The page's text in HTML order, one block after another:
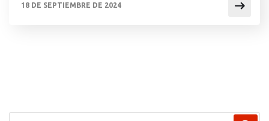
18 DE SEPTIEMBRE DE 2024